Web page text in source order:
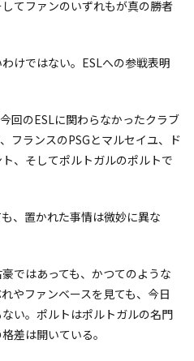
てファンのいずれもが真の勝者
けではない。ESLへの参戦表明
回のESLに関わらなかったクラブ
フランスのPSGとマルセイユ、ド
、そしてポルトガルのポルトで
、置かれた事情は微妙に異な
ではあっても、かつてのような
やファンベースを見ても、今日
い。ポルトはポルトガルの名門
差は開いている。